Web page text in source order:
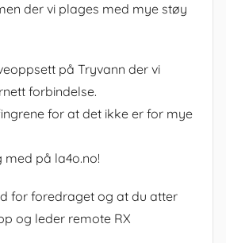
der vi plages med mye støy
på Tryvann der vi
forbindelse.
for at det ikke er for mye
på la4o.no!
for foredraget og at du atter
og leder remote RX